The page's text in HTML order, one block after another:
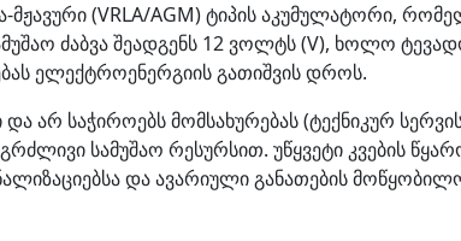
მჟავური (VRLA/AGM) ტიპის აკუმულატორი,
ძაბვა შეადგენს 12 ვოლტს (V), ხოლო
ელექტროენერგიის გათიშვის დროს.
საჭიროებს მომსახურებას (ტექნიკურ
სამუშაო რესურსით. უწყვეტი კვების
და ავარიული განათების